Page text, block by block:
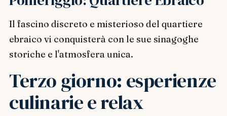
Il fascino discreto e misterioso del quartiere
ebraico vi conquisterà con le sue sinagoghe
storiche e l'atmosfera unica.
Terzo giorno: esperienze
culinarie e relax